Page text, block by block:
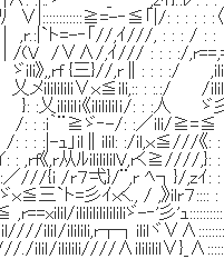
‐≦「|/: : : : : :〈
,ｲ///, : : : / : :
: : :/,r==,=┐
,r∥: : : :/ ,ililil
:.:/ /ilil∧:.::. さらに
ｌｉ/: : :人 ゞ彡
ili/≧=≦ : : : : :∧
:/il,ｘ≦///《: : : :
≧////,}: : : : : : : : ∧ 下
ﾍ┐}/,zｲ: : : : : : : : :
ｘく., / ,》ilr７:::: : : : :
ゞ-‐'彡'ｭ:::::::::: : :
ヾ∨∧:::::::::::.....:
∧ilililil∨}_∧:::::::::::